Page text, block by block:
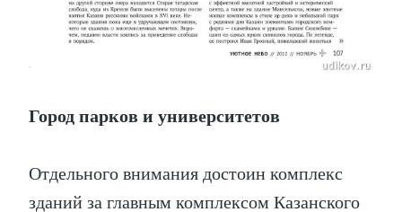
Город парков и университетов
Отдельного внимания достоин комплекс
зданий за главным комплексом Казанского